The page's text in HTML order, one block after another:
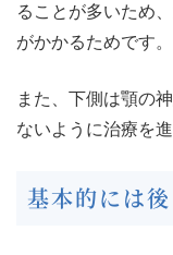
ることが多いため
がかかるためです。
また、下側は顎の
ないように治療を
基本的には